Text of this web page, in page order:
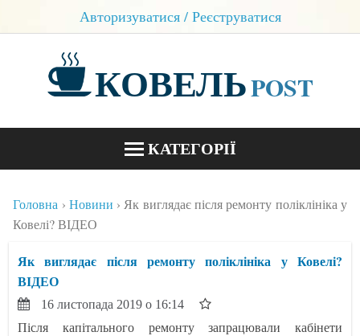
Авторизуватися / Реєструватися
КОВЕЛЬPOST
КАТЕГОРІЇ
Головна Новини
Як виглядає після ремонту поліклініка у
Ковелі? ВІДЕО
Як виглядає після ремонту поліклініка у Ковелі?
ВІДЕО
16 листопада 2019 о 16:14
Після капітального ремонту запрацювали кабінети